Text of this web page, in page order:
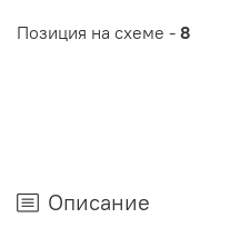
Позиция на схеме - 8
Описание